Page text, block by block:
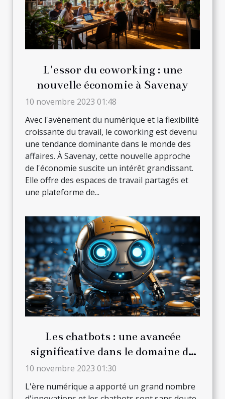
L'essor du coworking : une
nouvelle économie à Savenay
10 novembre 2023 01:48
Avec l'avènement du numérique et la flexibilité
croissante du travail, le coworking est devenu
une tendance dominante dans le monde des
affaires. À Savenay, cette nouvelle approche
de l'économie suscite un intérêt grandissant.
Elle offre des espaces de travail partagés et
une plateforme de...
Les chatbots : une avancée
significative dans le domaine du
high-tech
10 novembre 2023 01:30
L'ère numérique a apporté un grand nombre